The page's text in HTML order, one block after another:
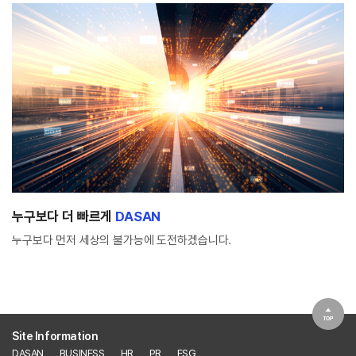
누구보다 더 빠르게 DASAN
누구보다 먼저 세상의 불가능에 도전하겠습니다.
Site Information
DASAN BUSINESS HR PR ESG